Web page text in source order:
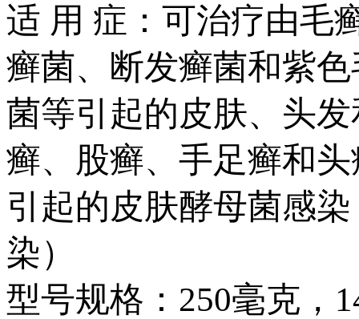
适 用 症：可治疗由毛
癣菌、断发癣菌和紫
菌等引起的皮肤、头
癣、股癣、手足癣和
引起的皮肤酵母菌感
染）
型号规格：250毫克，